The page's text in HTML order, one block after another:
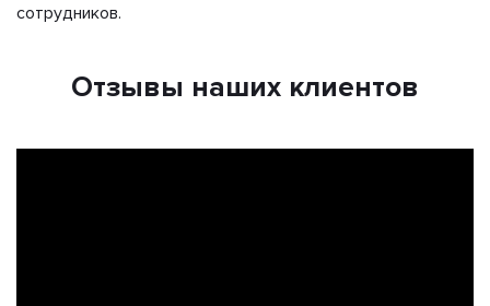
сотрудников.
Отзывы наших клиентов